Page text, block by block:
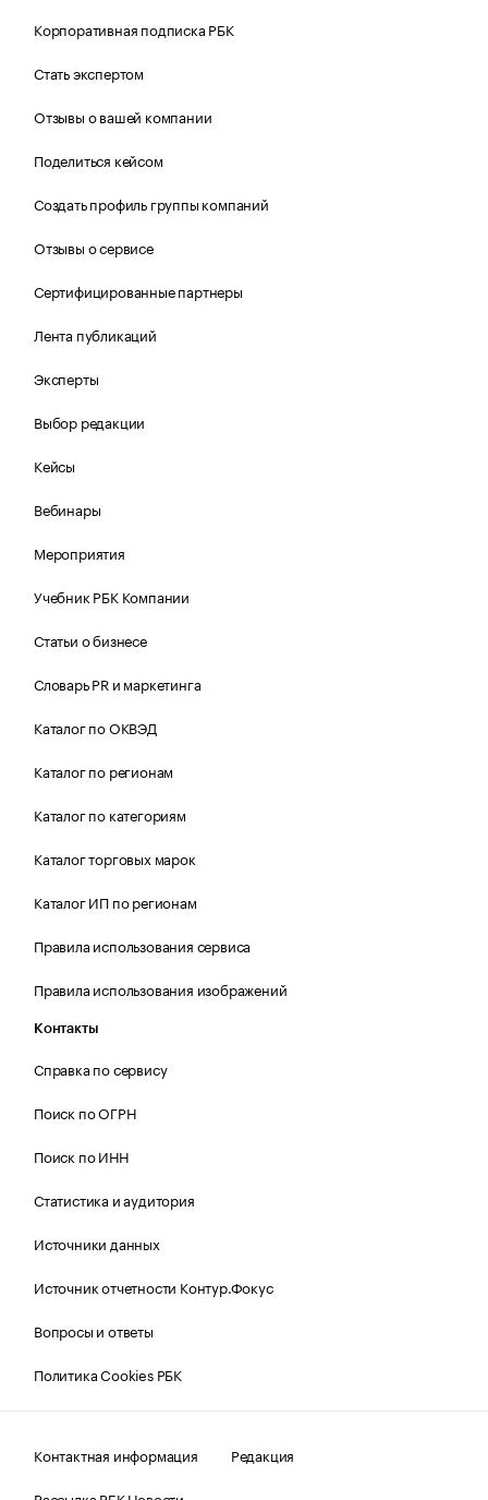
Корпоративная подписка РБК
Стать экспертом
Отзывы о вашей компании
Поделиться кейсом
Создать профиль группы компаний
Отзывы о сервисе
Сертифицированные партнеры
Лента публикаций
Эксперты
Выбор редакции
Кейсы
Вебинары
Мероприятия
Учебник РБК Компании
Статьи о бизнесе
Словарь PR и маркетинга
Каталог по ОКВЭД
Каталог по регионам
Каталог по категориям
Каталог торговых марок
Каталог ИП по регионам
Правила использования сервиса
Правила использования изображений
Контакты
Справка по сервису
Поиск по ОГРН
Поиск по ИНН
Статистика и аудитория
Источники данных
Источник отчетности Контур.Фокус
Вопросы и ответы
Политика Cookies РБК
Контактная информация
Редакция